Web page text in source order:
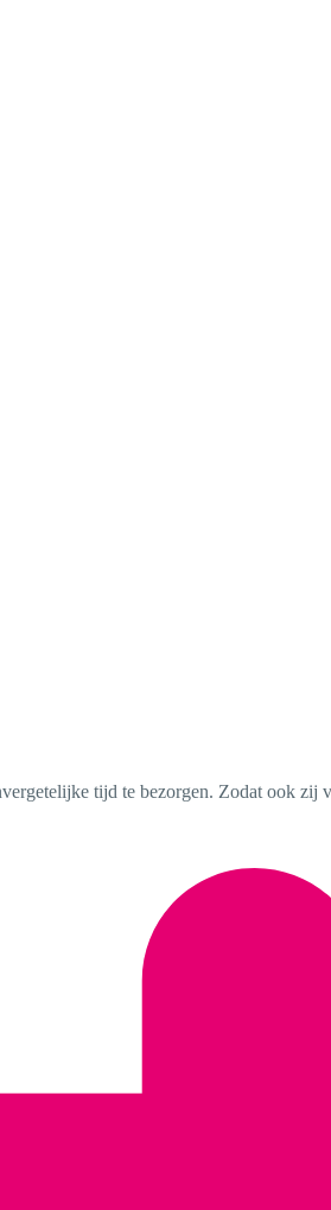
tijd te bezorgen. Zodat ook zij